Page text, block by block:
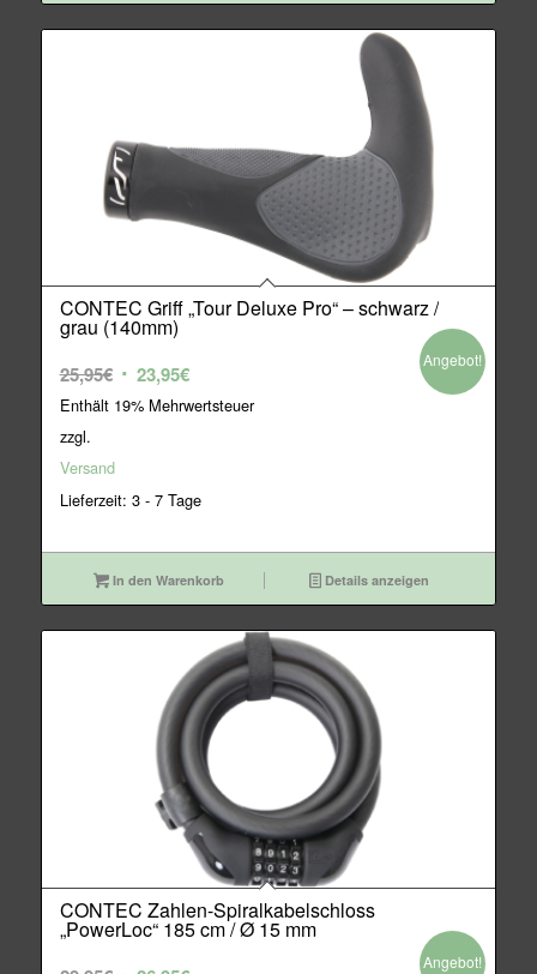
CONTEC Griff „Tour Deluxe Pro“ – schwarz /
grau (140mm)
25,95€ Ursprünglicher
Preis
23,95€Aktueller
Preis
Enthält 19% Mehrwertsteuer
zzgl.
Versand
Lieferzeit: 3 - 7 Tage
Angebot!
In den Warenkorb Details anzeigen
CONTEC Zahlen-Spiralkabelschloss
„PowerLoc“ 185 cm / Ø 15 mm
Angebot!